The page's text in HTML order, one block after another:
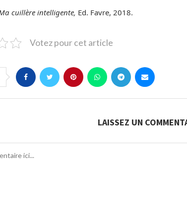
cuillère intelligente, Ed. Favre, 2018.
Votez pour cet article
LAISSEZ UN